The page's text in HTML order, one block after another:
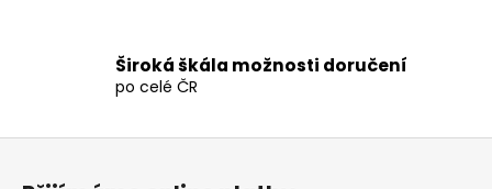
ý
Široká škála možnosti doručení
po celé ČR